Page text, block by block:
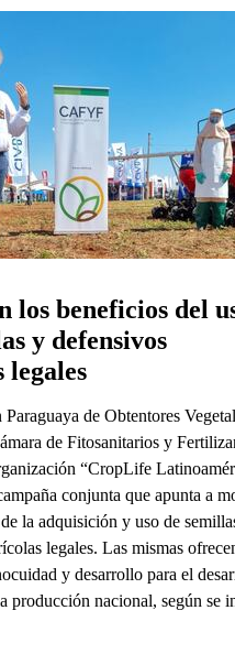
los beneficios del
y defensivos
legales
de Obtentores
de Fitosanitarios y
“CropLife
conjunta que apunta a
la adquisición y uso de
legales. Las mismas
y desarrollo para el
producción nacional, según se